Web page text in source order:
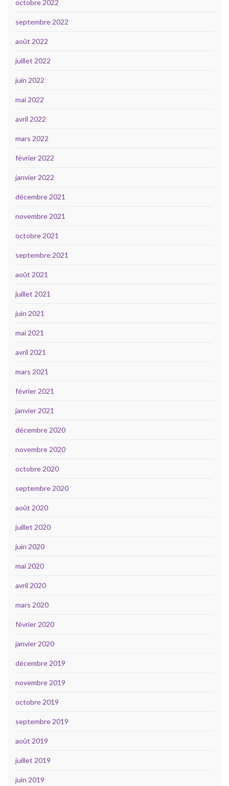
octobre 2022
septembre 2022
août 2022
juillet 2022
juin 2022
mai 2022
avril 2022
mars 2022
février 2022
janvier 2022
décembre 2021
novembre 2021
octobre 2021
septembre 2021
août 2021
juillet 2021
juin 2021
mai 2021
avril 2021
mars 2021
février 2021
janvier 2021
décembre 2020
novembre 2020
octobre 2020
septembre 2020
août 2020
juillet 2020
juin 2020
mai 2020
avril 2020
mars 2020
février 2020
janvier 2020
décembre 2019
novembre 2019
octobre 2019
septembre 2019
août 2019
juillet 2019
juin 2019